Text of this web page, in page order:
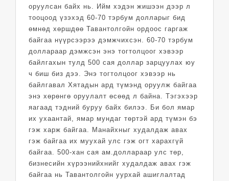
оруулсан байх нь. Ийм хэдэн жишээн дээр л
тооцоод үзэхэд 60-70 тэрбум долларыг бид
өмнөд хөршдөө Тавантолгойн ордоос гаргаж
байгаа нүүрсээрээ дэмжчихсэн. 60-70 тэрбум
доллараар дэмжсэн энэ тогтолцоог хэвээр
байлгахын тулд 500 сая доллар зарцуулах юу
ч биш биз дээ. Энэ тогтолцоог хэвээр нь
байлгавал Хятадын ард түмэнд оруулж байгаа
энэ хөрөнгө оруулалт өсөөд л байна. Тэгэхээр
яагаад тэдний буруу байх билээ. Би бол ямар
их ухаантай, ямар мундаг төртэй ард түмэн бэ
гэж харж байгаа. Манайхныг худалдаж авах
гэж байгаа их муухай улс гэж огт харахгүй
байгаа. 500-хан сая ам.доллараар улс төр,
бизнесийн хүрээнийхнийг худалдаж авах гэж
байгаа нь Тавантолгойн уурхай ашиглалтад